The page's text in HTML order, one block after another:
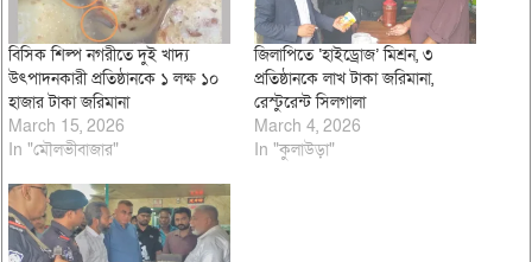
বিসিক শিল্প নগরীতে দুই খাদ্য
উৎপাদনকারী প্রতিষ্ঠানকে ১ লক্ষ ১০
হাজার টাকা জরিমানা
March 15, 2026
In "মৌলভীবাজার"
জিলাপিতে ‘হাইড্রোজ’ মিশ্রন, ৩
প্রতিষ্ঠানকে লাখ টাকা জরিমানা,
রেস্টুরেন্ট সিলগালা
March 4, 2026
In "কুলাউড়া"